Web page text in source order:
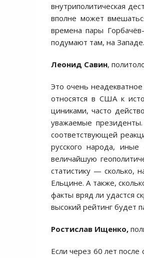
внутриполитическая
вполне может
времена пары
подумают там, на Западе.
Леонид Савин,
Это очень
относятся в США к
циниками, часто
уважаемые
соответствующей
русского народа,
величайшую
статистику — сколько,
Ельцине. А также,
факты вряд ли удастся
высокий рейтинг будет
Ростислав Ищенко,
Если через 60 лет